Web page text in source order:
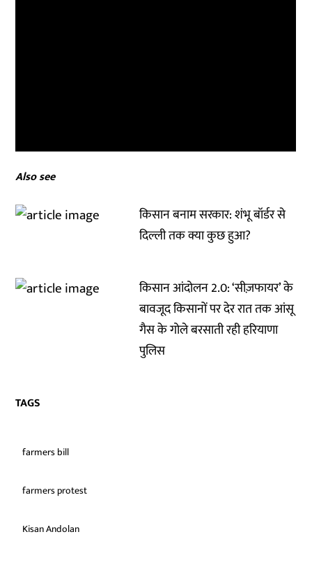
Also see
किसान बनाम सरकार: शंभू बॉर्डर से
दिल्ली तक क्या कुछ हुआ?
किसान आंदोलन 2.0: ‘सीज़फायर’ के
बावजूद किसानों पर देर रात तक आंसू
गैस के गोले बरसाती रही हरियाणा
पुलिस
TAGS
farmers bill
farmers protest
Kisan Andolan